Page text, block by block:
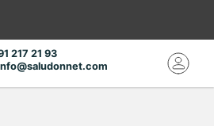
217 21 93